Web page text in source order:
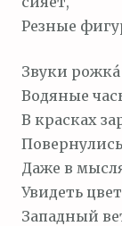
Резные
Звуки рожка́
Водяные
В красках
Даже в
Увидеть
Западный